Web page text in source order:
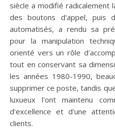
siècle a modifié radicalement
des boutons d'appel, puis
automatisés, a rendu sa
pour la manipulation
orienté vers un rôle
tout en conservant sa
les années 1980-1990,
supprimer ce poste, tandis
luxueux l'ont maintenu
d'excellence et d'une
clients.